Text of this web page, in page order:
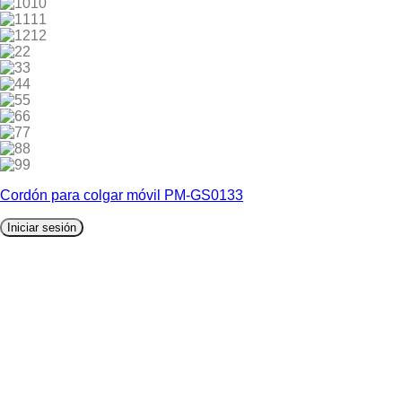
10
11
12
2
3
4
5
6
7
8
9
Cordón para colgar móvil PM-GS0133
Iniciar sesión